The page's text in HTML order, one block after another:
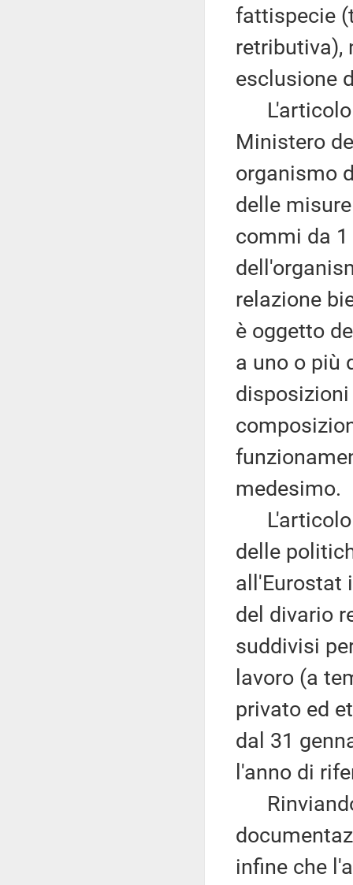
fattispecie
retributiva),
esclusione
L'articolo
Ministero
organismo
delle
commi da
relazione
è oggetto
a uno o più
medesimo.
L'articolo
delle
all'Eurostat
del divario
suddivisi
lavoro (a
privato ed
dal 31
l'anno di
infine che